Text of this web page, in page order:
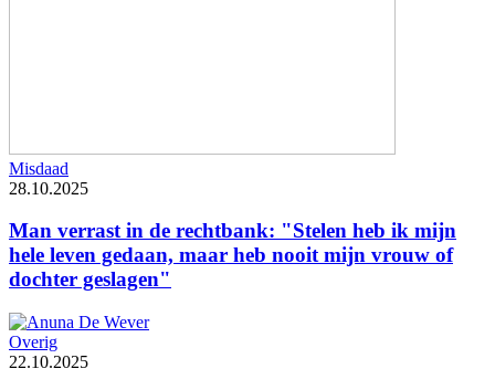
Misdaad
28.10.2025
Man verrast in de rechtbank: "Stelen heb ik mijn
hele leven gedaan, maar heb nooit mijn vrouw of
dochter geslagen"
Overig
22.10.2025